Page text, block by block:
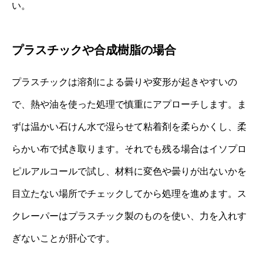
い。
プラスチックや合成樹脂の場合
プラスチックは溶剤による曇りや変形が起きやすいの
で、熱や油を使った処理で慎重にアプローチします。ま
ずは温かい石けん水で湿らせて粘着剤を柔らかくし、柔
らかい布で拭き取ります。それでも残る場合はイソプロ
ピルアルコールで試し、材料に変色や曇りが出ないかを
目立たない場所でチェックしてから処理を進めます。ス
クレーパーはプラスチック製のものを使い、力を入れす
ぎないことが肝心です。